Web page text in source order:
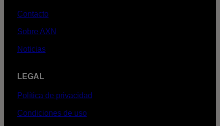
Contacto
Sobre AXN
Noticias
LEGAL
Política de privacidad
Condiciones de uso